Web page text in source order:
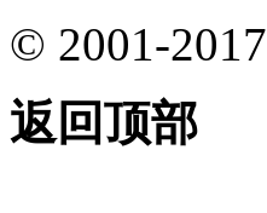
© 2001-2017
返回顶部